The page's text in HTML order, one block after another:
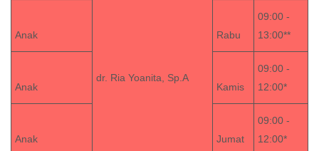
dr. Ria Yoanita, Sp.A
Anak Rabu
09:00 -
13:00**
Anak Kamis
09:00 -
12:00*
Anak Jumat
09:00 -
12:00*